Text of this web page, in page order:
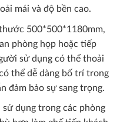
mái và độ bền cao.
500*500*1180mm,
phòng họp hoặc tiếp
sử dụng có thể thoải
thể dễ dàng bố trí trong
đảm bảo sự sang trọng.
dụng trong các phòng